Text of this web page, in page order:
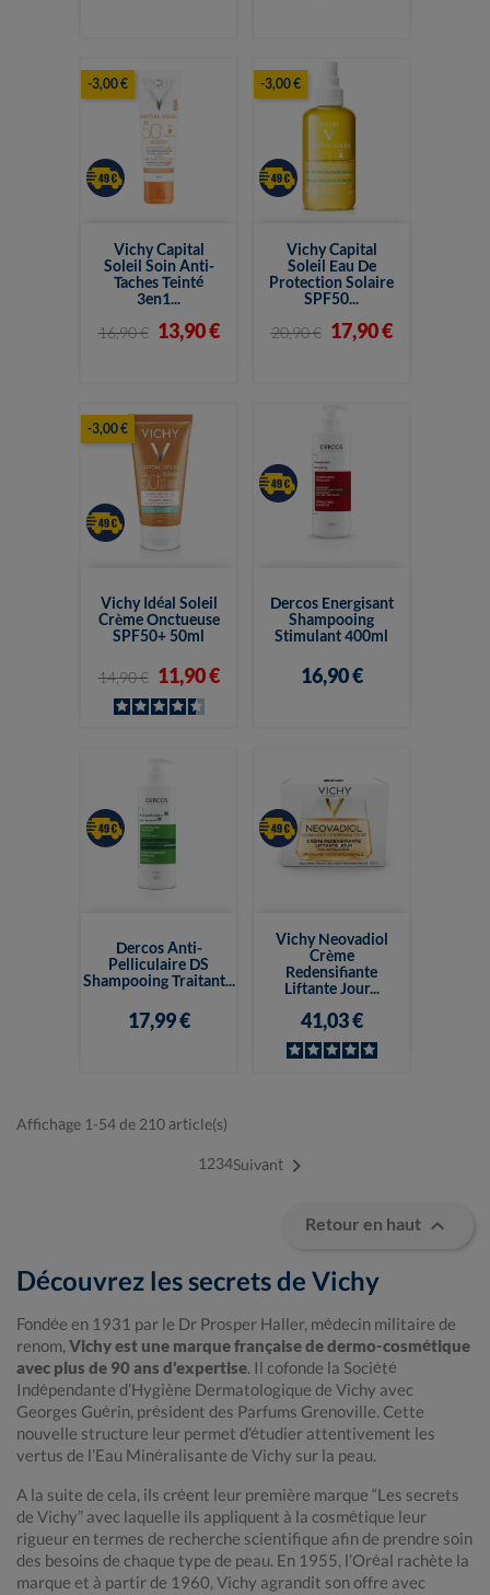
Vichy Capital
Soleil Soin Anti-
Taches Teinté
3en1...
16,90 € 13,90 €
-3,00 €
Vichy Capital
Soleil Eau De
Protection Solaire
SPF50...
20,90 € 17,90 €
-3,00 €
Vichy Idéal Soleil
Crème Onctueuse
SPF50+ 50ml
14,90 € 11,90 €
-3,00 €
Dercos Energisant
Shampooing
Stimulant 400ml
16,90 €
Dercos Anti-
Pelliculaire DS
Shampooing Traitant...
17,99 €
Vichy Neovadiol
Crème
Redensifiante
Liftante Jour...
41,03 €
Affichage 1-54 de 210 article(s)
1234Suivant
Retour en haut 
Découvrez les secrets de Vichy
Fondée en 1931 par le Dr Prosper Haller, médecin militaire de
renom, Vichy est une marque française de dermo-cosmétique
avec plus de 90 ans d'expertise. Il cofonde la Société
Indépendante d’Hygiène Dermatologique de Vichy avec
Georges Guérin, président des Parfums Grenoville. Cette
nouvelle structure leur permet d’étudier attentivement les
vertus de l’Eau Minéralisante de Vichy sur la peau.
A la suite de cela, ils créent leur première marque “Les secrets
de Vichy” avec laquelle ils appliquent à la cosmétique leur
rigueur en termes de recherche scientifique afin de prendre soin
des besoins de chaque type de peau. En 1955, l’Oréal rachète la
marque et à partir de 1960, Vichy agrandit son offre avec